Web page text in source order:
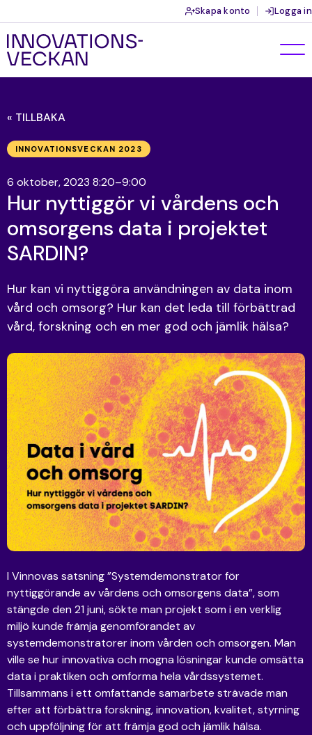
Skapa konto Logga in
« TILLBAKA
INNOVATIONSVECKAN 2023
6 oktober, 2023 8:20–9:00
Hur nyttiggör vi vårdens och
omsorgens data i projektet
SARDIN?
Hur kan vi nyttiggöra användningen av data inom
vård och omsorg? Hur kan det leda till förbättrad
vård, forskning och en mer god och jämlik hälsa?
I Vinnovas satsning ”Systemdemonstrator för
nyttiggörande av vårdens och omsorgens data”, som
stängde den 21 juni, sökte man projekt som i en verklig
miljö kunde främja genomförandet av
systemdemonstratorer inom vården och omsorgen. Man
ville se hur innovativa och mogna lösningar kunde omsätta
data i praktiken och omforma hela vårdssystemet.
Tillsammans i ett omfattande samarbete strävade man
efter att förbättra forskning, innovation, kvalitet, styrning
och uppföljning för att främja god och jämlik hälsa.